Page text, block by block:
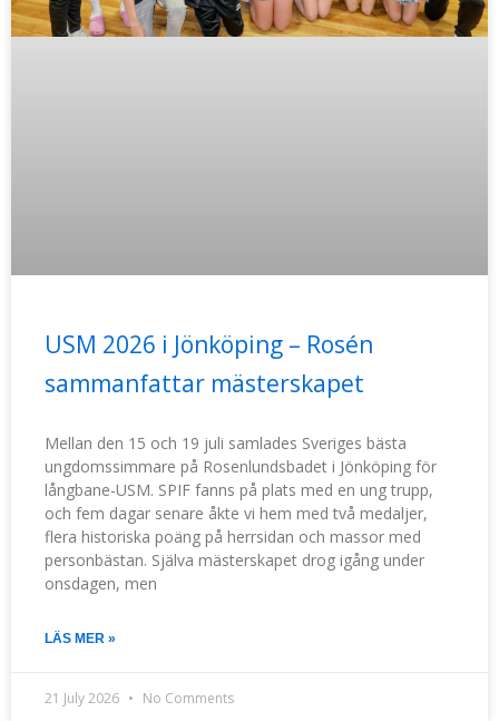
USM 2026 i Jönköping – Rosén
sammanfattar mästerskapet
Mellan den 15 och 19 juli samlades Sveriges bästa
ungdomssimmare på Rosenlundsbadet i Jönköping för
långbane-USM. SPIF fanns på plats med en ung trupp,
och fem dagar senare åkte vi hem med två medaljer,
flera historiska poäng på herrsidan och massor med
personbästan. Själva mästerskapet drog igång under
onsdagen, men
LÄS MER »
21 July 2026 No Comments